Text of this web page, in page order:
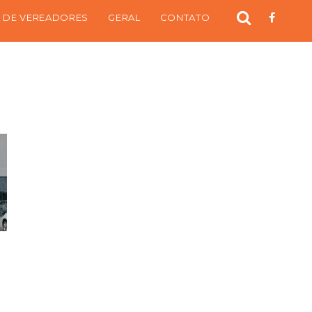
VEREADORES GERAL CONTATO